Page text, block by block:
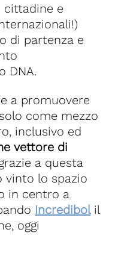
cittadine e
di partenza e
DNA.
a promuovere
come mezzo
inclusivo ed
vettore di
a questa
vinto lo spazio
in centro a
Incredibolil
oggi